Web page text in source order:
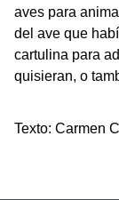
aves para
del ave que
cartulina para
quisieran, o
Texto: Carmen